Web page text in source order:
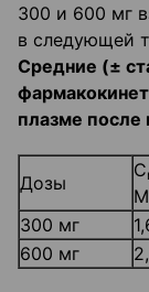
300 и 600 мг
в следующей
Средние (±
плазме после
Дозы
С
300 мг
600 мг